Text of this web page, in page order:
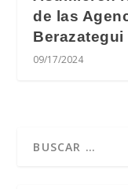
de las
Berazategui
09/17/2024